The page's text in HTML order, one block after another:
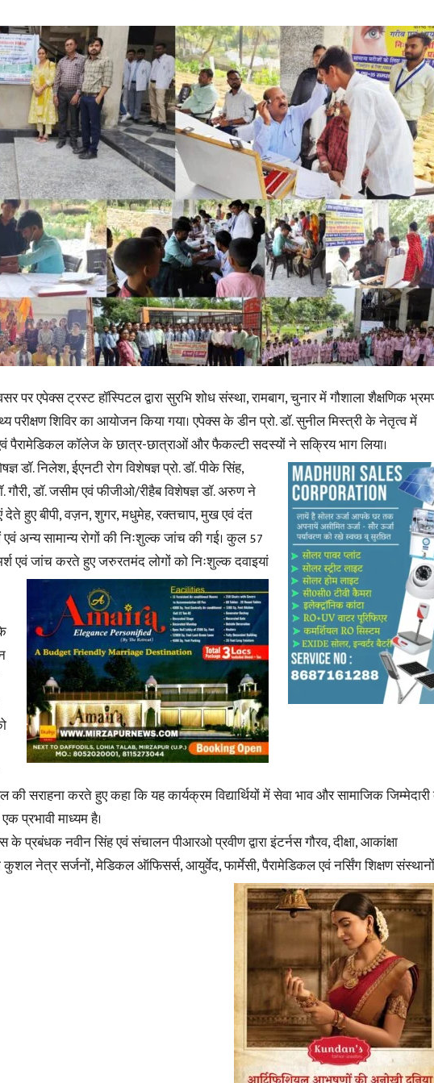
News,
Latest
News
in
Hindi,
Today
Paper
पर एपेक्स ट्रस्ट हॉस्पिटल द्वारा सुरभि शोध संस्था, रामबाग, चुनार में गौशाला शैक्षणिक
परीक्षण शिविर का आयोजन किया गया। एपेक्स के डीन प्रो. डॉ. सुनील मिस्त्री के नेतृत्व में
एवं पैरामेडिकल कॉलेज के छात्र-छात्राओं और फैकल्टी सदस्यों ने सक्रिय भाग लिया।
डॉ. निलेश, ईएनटी रोग विशेषज्ञ प्रो. डॉ. पीके सिंह,
गौरी, डॉ. जसीम एवं फीजीओ/रीहैब विशेषज्ञ डॉ. अरुण ने
हुए बीपी, वज़न, शुगर, मधुमेह, रक्तचाप, मुख एवं दंत
अन्य सामान्य रोगों की निःशुल्क जांच की गई। कुल 57
एवं जांच करते हुए जरुरतमंद लोगों को निःशुल्क दवाइयां
की सराहना करते हुए कहा कि यह कार्यक्रम विद्यार्थियों में सेवा भाव और सामाजिक
प्रभावी माध्यम है।
प्रबंधक नवीन सिंह एवं संचालन पीआरओ प्रवीण द्वारा इंटर्नस गौरव, दीक्षा, आकांक्षा
कुशल नेत्र सर्जनों, मेडिकल ऑफिसर्स, आयुर्वेद,फार्मेसी, पैरामेडिकल एवं नर्सिंग शिक्षण